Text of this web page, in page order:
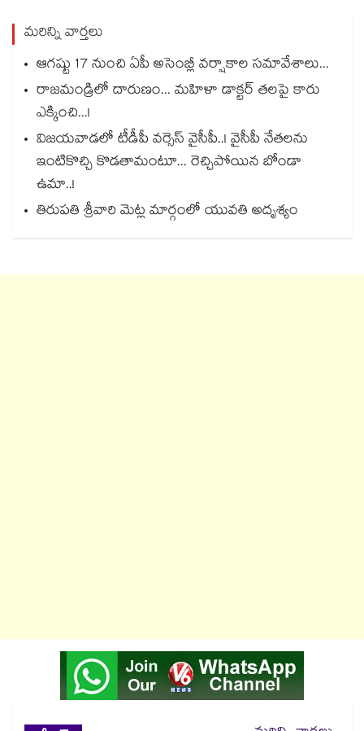
మరిన్ని వార్తలు
ఆగష్టు 17 నుంచి ఏపీ అసెంబ్లీ వర్షాకాల సమావేశాలు...
రాజమండ్రిలో దారుణం... మహిళా డాక్టర్ తలపై కారు
ఎక్కించి...!
విజయవాడలో టీడీపీ వర్సెస్ వైసీపీ..! వైసీపీ నేతలను
ఇంటికొచ్చి కొడతామంటూ... రెచ్చిపోయిన బోండా
ఉమా..!
తిరుపతి శ్రీవారి మెట్ల మార్గంలో యువతి అదృశ్యం